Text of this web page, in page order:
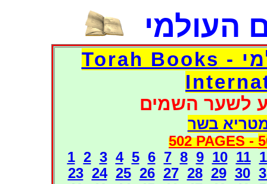
העולמי
דפי אוצר הספרים העולמי - Torah Books
לשער השמים
בשר
502 PAGES -
1 2 3 4 5 6 7 8 9 10 11
23 24 25 26 27 28 29 30